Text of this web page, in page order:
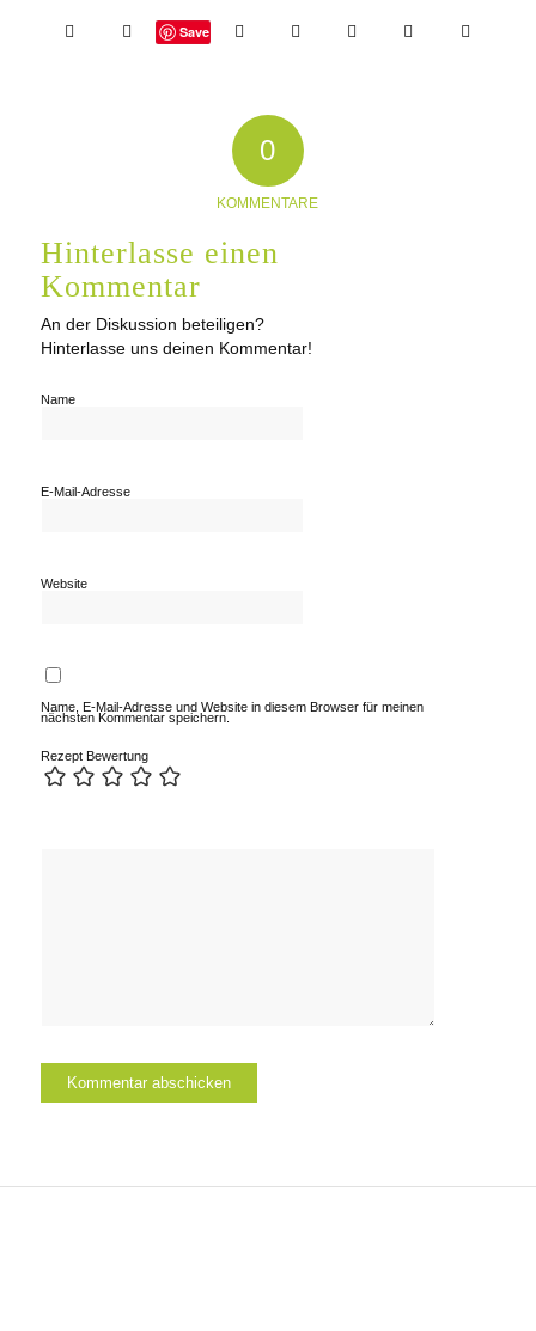
Save
0
KOMMENTARE
Hinterlasse einen
Kommentar
An der Diskussion beteiligen?
Hinterlasse uns deinen Kommentar!
Name
E-Mail-Adresse
Website
Name, E-Mail-Adresse und Website in diesem Browser für meinen
nächsten Kommentar speichern.
Rezept Bewertung